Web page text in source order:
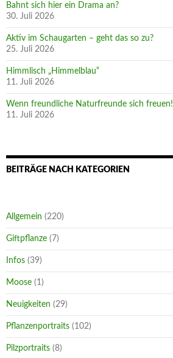
Bahnt sich hier ein Drama an?
30. Juli 2026
Aktiv im Schaugarten – geht das so zu?
25. Juli 2026
Himmlisch „Himmelblau“
11. Juli 2026
Wenn freundliche Naturfreunde sich freuen!
11. Juli 2026
BEITRÄGE NACH KATEGORIEN
Allgemein (220)
Giftpflanze (7)
Infos (39)
Moose (1)
Neuigkeiten (29)
Pflanzenportraits (102)
Pilzportraits (8)